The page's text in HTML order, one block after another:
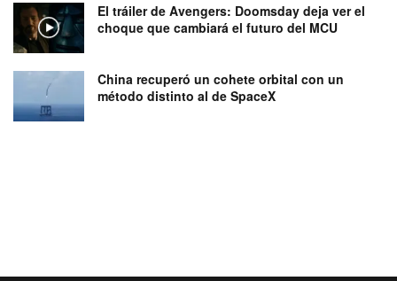
El tráiler de Avengers: Doomsday deja ver el
choque que cambiará el futuro del MCU
China recuperó un cohete orbital con un
método distinto al de SpaceX